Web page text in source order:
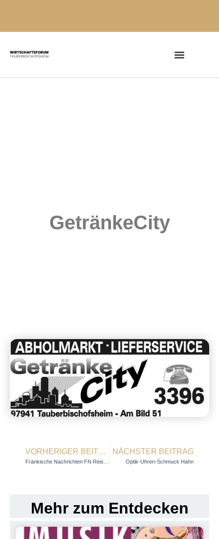
GetränkeCity
VORHERIGER BEITRAG NÄCHSTER BEITRAG
Optik-Uhren-Schmuck Hahn
Mehr zum Entdecken